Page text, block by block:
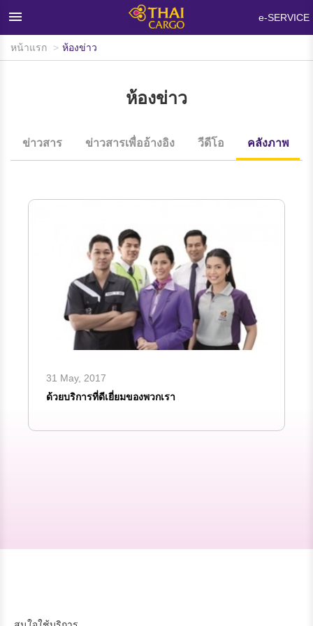
×
หน้าแรก
ห้องข่าว
คำถามที่พบบ่อย
สนใจใช้บริการ
e-SERVICE
หน้าแรก ห้องข่าว
ห้องข่าว
ข่าวสาร ข่าวสารเพื่ออ้างอิง วีดีโอ คลังภาพ
31 May, 2017
ด้วยบริการที่ดีเยี่ยมของพวกเรา